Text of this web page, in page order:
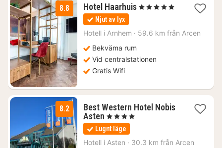
8.8 Hotel Haarhuis1
1750
, 5 Stjärnor
Njut av lyx
Hotell i Arnhem · 59.6 km från Arcen
Bekväma rum
Vid centralstationen
Gratis Wifi
8.2
Best Western Hotel Nobis
Asten 1
natt
från
1284
, 4 Stjärnor
Lugnt läge
Hotell i Asten · 30.3 km från Arcen